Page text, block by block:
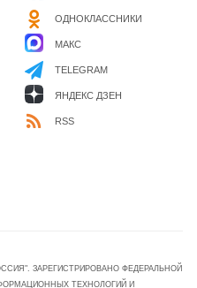
ОДНОКЛАССНИКИ
МАКС
TELEGRAM
ЯНДЕКС ДЗЕН
RSS
ЗАРЕГИСТРИРОВАНО ФЕДЕРАЛЬНОЙ
ТЕХНОЛОГИЙ И